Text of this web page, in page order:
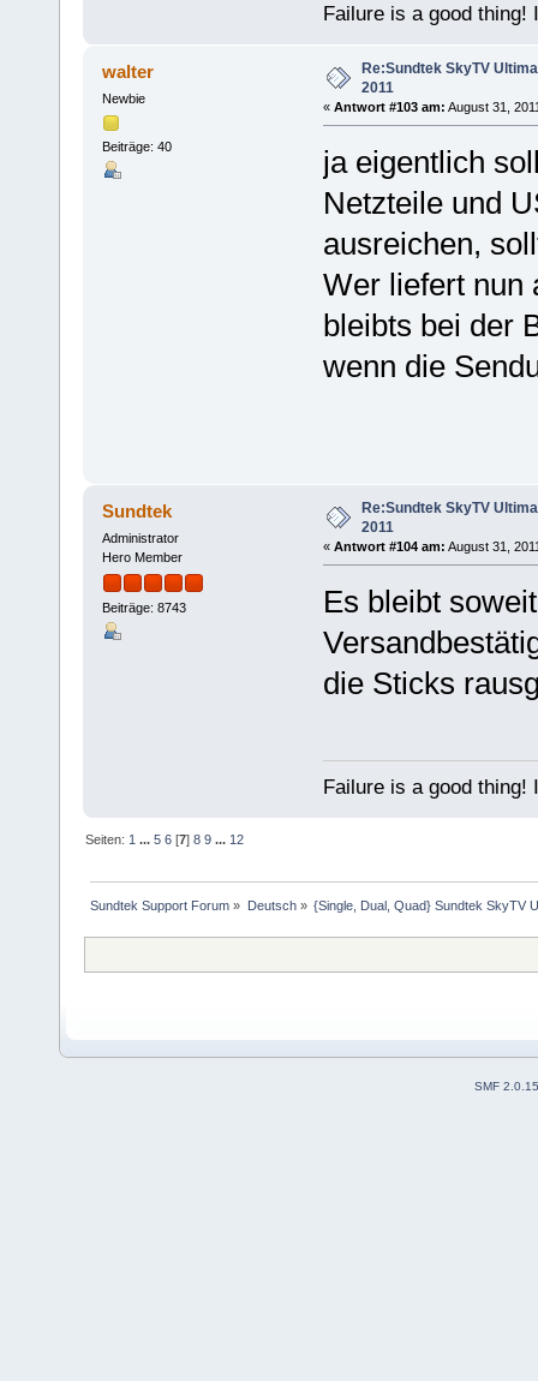
Failure is a good thing!
walter
Newbie
Beiträge: 40
Re:Sundtek SkyTV
2011
« Antwort #103 am: August 31,
ja eigentlich
Netzteile und
ausreichen,
Wer liefert nun
bleibts bei der
wenn die
Sundtek
Administrator
Hero Member
Beiträge: 8743
Re:Sundtek SkyTV
2011
« Antwort #104 am: August 31,
Es bleibt
die Sticks
Failure is a good thing!
Seiten: 1 ...5 6 [7]8 9 ... 12
Sundtek Support Forum » Deutsch» {Single, Dual, Quad} Sundtek SkyTV
SMF 2.0.15